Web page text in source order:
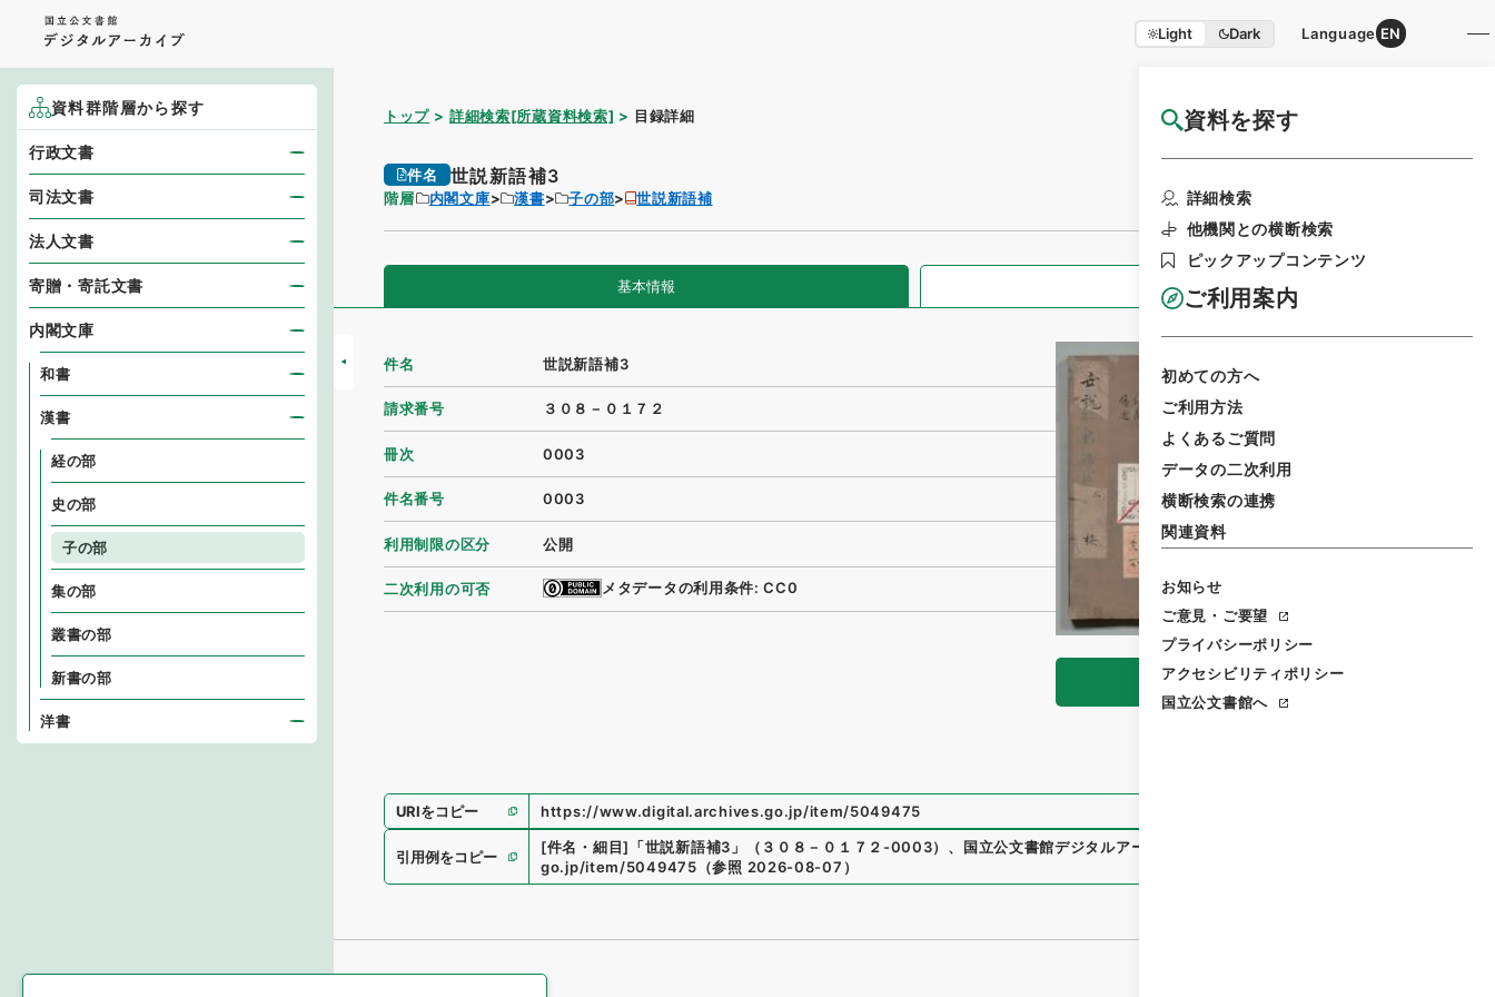
Light Dark Language EN
資料を探す
詳細検索
他機関との横断検索
ピックアップコンテンツ
ご利用案内
初めての方へ
ご利用方法
よくあるご質問
データの二次利用
横断検索の連携
関連資料
お知らせ
ご意見・ご要望
プライバシーポリシー
アクセシビリティポリシー
国立公文書館へ
トップ 詳細検索[所蔵資料検索] 目録詳細 国立公文書館HP利用案内
件名 世説新語補3
階層 内閣文庫 漢書 子の部 世説新語補
基本情報 全ての情報
閲覧
件名 世説新語補3
請求番号 ３０８－０１７２
冊次 0003
件名番号 0003
利用制限の区分 公開
二次利用の可否 メタデータの利用条件: CC0
URIをコピー https://www.digital.archives.go.jp/item/5049475
引用例をコピー
[件名・細目] 「世説新語補3 」 （ ３０８－０１７２-0003） 、 国立公文書館デジタルアーカイブ
go.jp/item/5049475 （参照 2026-08-07 ）
資料群階層から探す
行政文書
司法文書
法人文書
寄贈・寄託文書
内閣文庫
和書
漢書
経の部
史の部
子の部
集の部
叢書の部
新書の部
洋書